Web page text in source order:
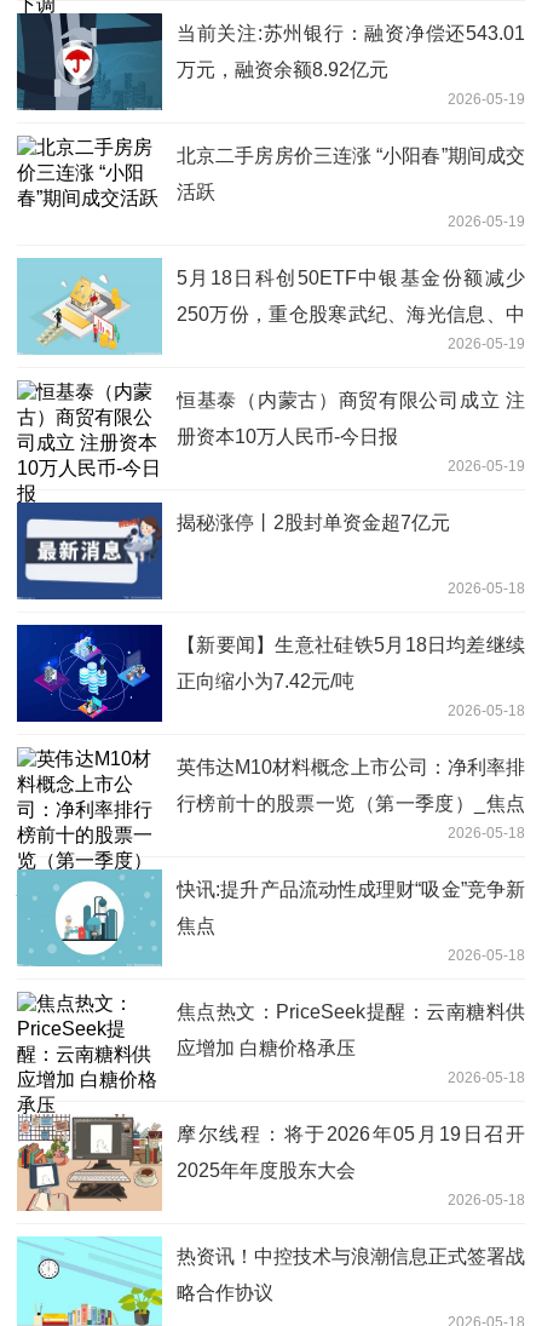
当前关注:苏州银行：融资净偿还543.01
万元，融资余额8.92亿元
2026-05-19
北京二手房房价三连涨 “小阳春”期间成交
活跃
2026-05-19
5月18日科创50ETF中银基金份额减少
250万份，重仓股寒武纪、海光信息、中
2026-05-19
恒基泰（内蒙古）商贸有限公司成立 注
册资本10万人民币-今日报
2026-05-19
揭秘涨停丨2股封单资金超7亿元
2026-05-18
【新要闻】生意社硅铁5月18日均差继续
正向缩小为7.42元/吨
2026-05-18
英伟达M10材料概念上市公司：净利率排
行榜前十的股票一览（第一季度）_焦点
2026-05-18
快讯:提升产品流动性成理财“吸金”竞争新
焦点
2026-05-18
焦点热文：PriceSeek提醒：云南糖料供
应增加 白糖价格承压
2026-05-18
摩尔线程：将于2026年05月19日召开
2025年年度股东大会
2026-05-18
热资讯！中控技术与浪潮信息正式签署战
略合作协议
2026-05-18